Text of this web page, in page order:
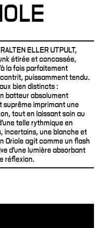
ELLER UTPULT,
étirée et concassée,
la fois parfaitement
puissamment tendu.
bien distincts :
batteur absolument
imprimant une
tout en laissant soin au
telle rythmique en
incertains, une blanche et
Oriole agit comme un flash
d’une lumière absorbant
réflexion.